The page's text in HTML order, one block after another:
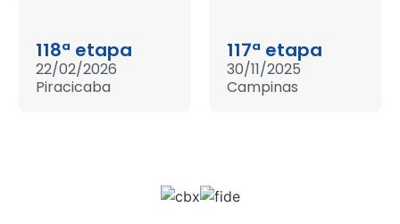
118ª etapa
22/02/2026
Piracicaba
117ª etapa
30/11/2025
Campinas